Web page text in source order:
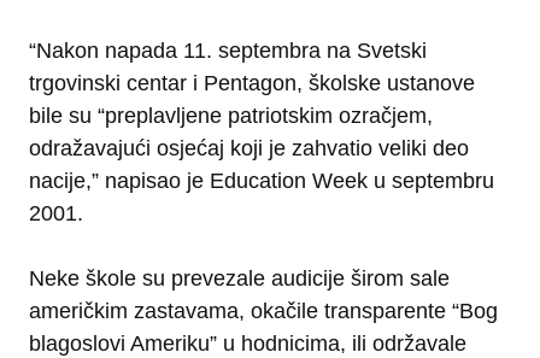
“Nakon napada 11. septembra na Svetski
trgovinski centar i Pentagon, školske ustanove
bile su “preplavljene patriotskim ozračjem,
odražavajući osjećaj koji je zahvatio veliki deo
nacije,” napisao je Education Week u septembru
2001.
Neke škole su prevezale audicije širom sale
američkim zastavama, okačile transparente “Bog
blagoslovi Ameriku” u hodnicima, ili održavale